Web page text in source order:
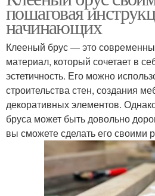
пошаговая
начинающих
Клееный брус — это
материал, который сочетает в
эстетичность. Его можно
строительства стен, создания
декоративных элементов.
бруса может быть довольно
вы сможете сделать его своими